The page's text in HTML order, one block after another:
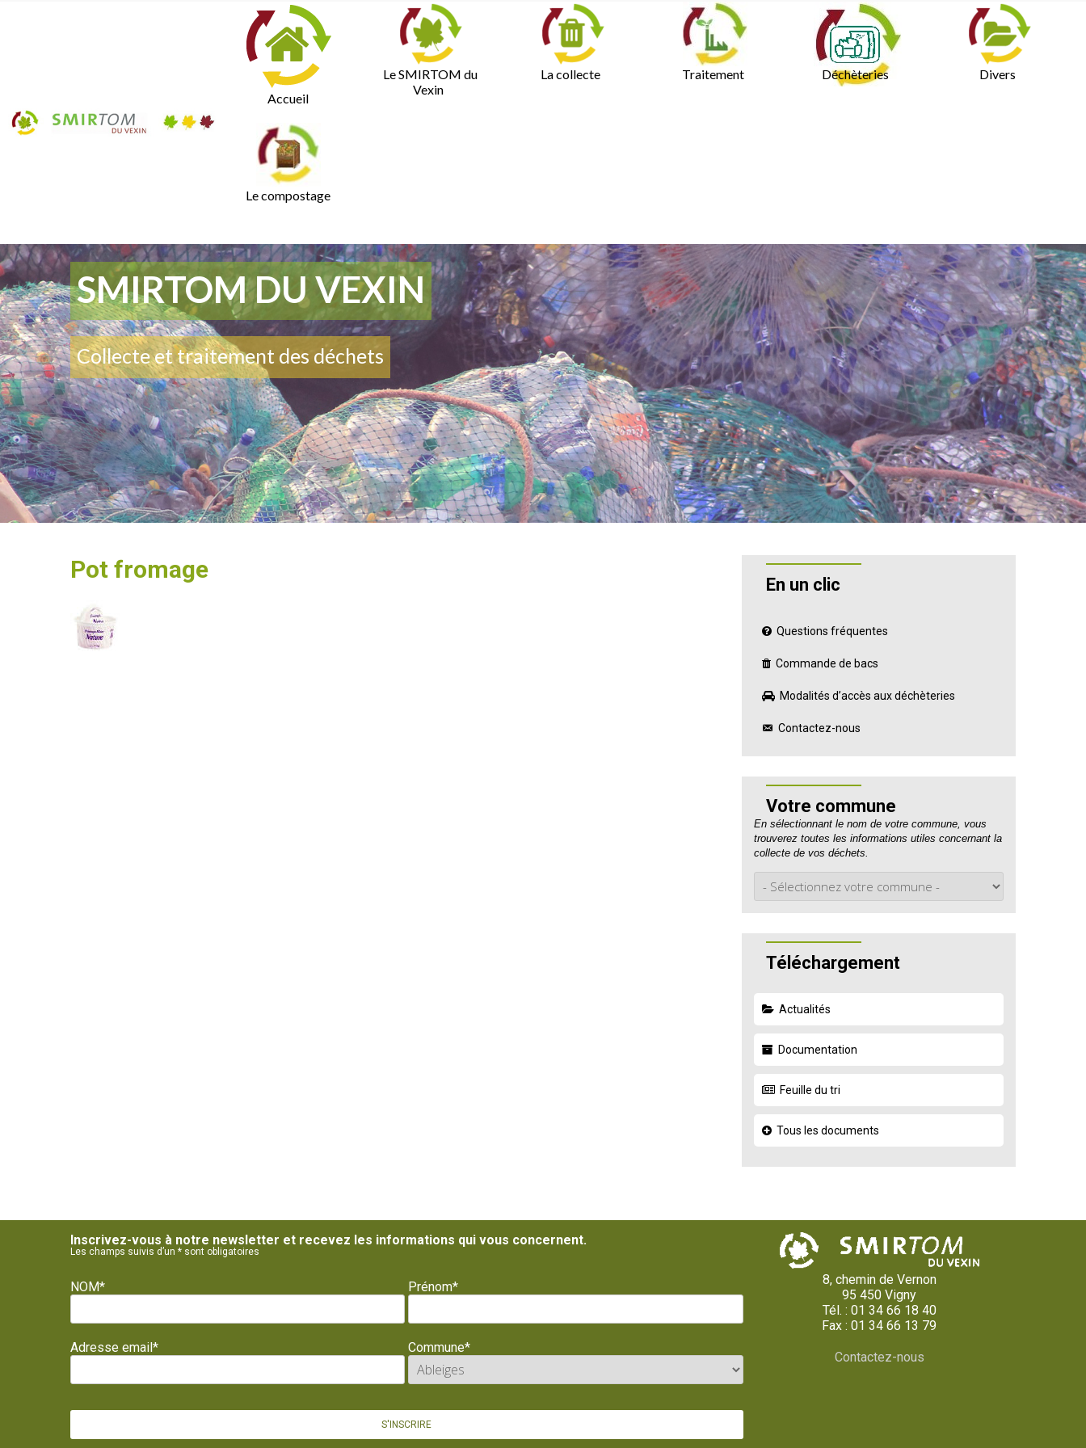
Accueil
Le SMIRTOM du
Vexin
La collecte Traitement Déchèteries Divers
Le compostage
SMIRTOM DU VEXIN
Collecte et traitement des déchets
Pot fromage
En un clic
Questions fréquentes
Commande de bacs
Modalités d’accès aux déchèteries
Contactez-nous
Votre commune
En sélectionnant le nom de votre commune, vous
trouverez toutes les informations utiles concernant la
collecte de vos déchets.
Téléchargement
Actualités
Documentation
Feuille du tri
Tous les documents
Inscrivez-vous à notre newsletter et recevez les informations qui vous concernent.
Les champs suivis d’un * sont obligatoires
NOM* Prénom*
Adresse email* Commune*
8, chemin de Vernon
95 450 Vigny
Tél. : 01 34 66 18 40
Fax : 01 34 66 13 79
Contactez-nous